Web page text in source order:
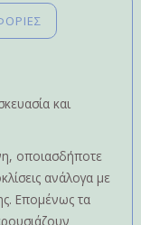
και
οποιασδήποτε
ανάλογα με
Επομένως τα